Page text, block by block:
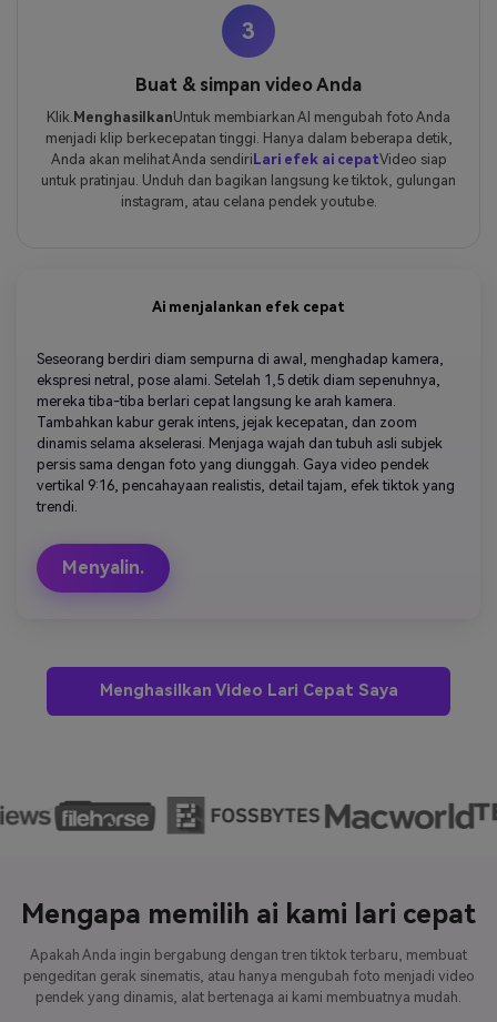
3
Buat & simpan video Anda
Klik. MenghasilkanUntuk membiarkan AI mengubah foto Anda
menjadi klip berkecepatan tinggi. Hanya dalam beberapa detik,
Anda akan melihat Anda sendiri Lari efek ai cepatVideo siap
untuk pratinjau. Unduh dan bagikan langsung ke tiktok, gulungan
instagram, atau celana pendek youtube.
Ai menjalankan efek cepat
Seseorang berdiri diam sempurna di awal, menghadap kamera,
ekspresi netral, pose alami. Setelah 1,5 detik diam sepenuhnya,
mereka tiba-tiba berlari cepat langsung ke arah kamera.
Tambahkan kabur gerak intens, jejak kecepatan, dan zoom
dinamis selama akselerasi. Menjaga wajah dan tubuh asli subjek
persis sama dengan foto yang diunggah. Gaya video pendek
vertikal 9:16, pencahayaan realistis, detail tajam, efek tiktok yang
trendi.
Menyalin.
Menghasilkan Video Lari Cepat Saya
Mengapa memilih ai kami lari cepat
Apakah Anda ingin bergabung dengan tren tiktok terbaru, membuat
pengeditan gerak sinematis, atau hanya mengubah foto menjadi video
pendek yang dinamis, alat bertenaga ai kami membuatnya mudah.